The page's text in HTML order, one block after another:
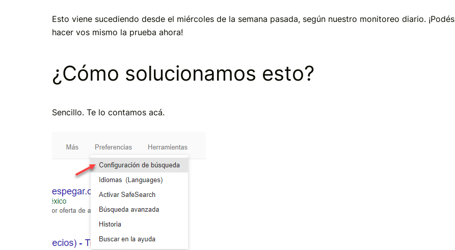
Esto viene sucediendo desde el miércoles de la semana pasada, según nuestro monitoreo diario. ¡Podés
hacer vos mismo la prueba ahora!
¿Cómo solucionamos esto?
Sencillo. Te lo contamos acá.